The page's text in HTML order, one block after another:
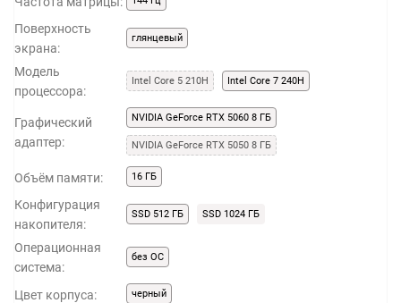
Поверхность
экрана:
глянцевый
Модель
процессора:
Intel Core 5 210H Intel Core 7 240H
Графический
адаптер:
NVIDIA GeForce RTX 5060 8 ГБ
NVIDIA GeForce RTX 5050 8 ГБ
Объём памяти: 16 ГБ
Конфигурация
накопителя:
SSD 512 ГБ SSD 1024 ГБ
Операционная
система:
без ОС
Цвет корпуса: черный